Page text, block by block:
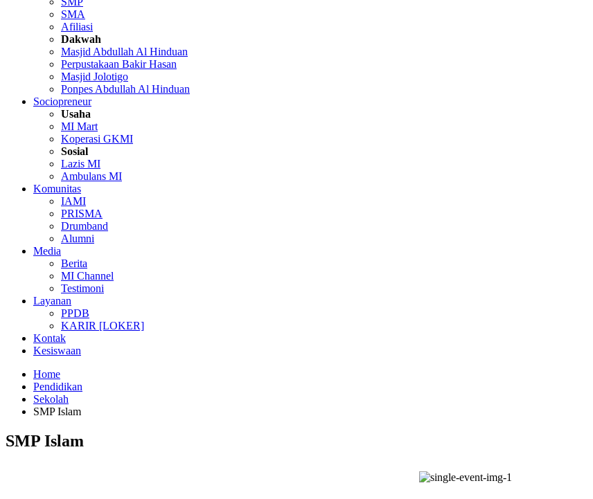
SMA
Afiliasi
Dakwah
Masjid Abdullah Al Hinduan
Perpustakaan Bakir Hasan
Masjid Jolotigo
Ponpes Abdullah Al Hinduan
Sociopreneur
Usaha
MI Mart
Koperasi GKMI
Sosial
Lazis MI
Ambulans MI
Komunitas
IAMI
PRISMA
Drumband
Alumni
Media
Berita
MI Channel
Testimoni
Layanan
PPDB
KARIR [LOKER]
Kontak
Kesiswaan
Home
Pendidikan
Sekolah
SMP Islam
SMP Islam